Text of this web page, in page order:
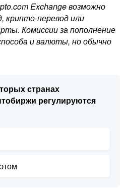
Exchange возможно
крипто-перевод или
Комиссии за пополнение
и валюты, но обычно
странах
регулируются